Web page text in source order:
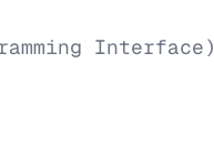
Interface)